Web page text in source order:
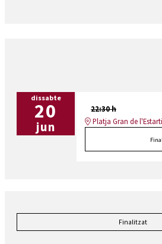
dissabte
20
jun
22:30 h
Platja Gran de
Finalitzat